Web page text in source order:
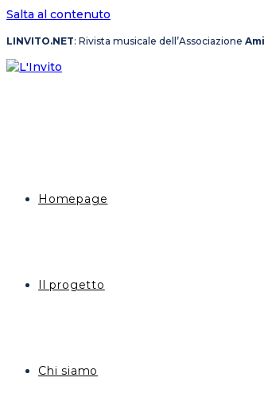
Salta al contenuto
LINVITO.NET: Rivista musicale dell’Associazione
Homepage
Il progetto
Chi siamo